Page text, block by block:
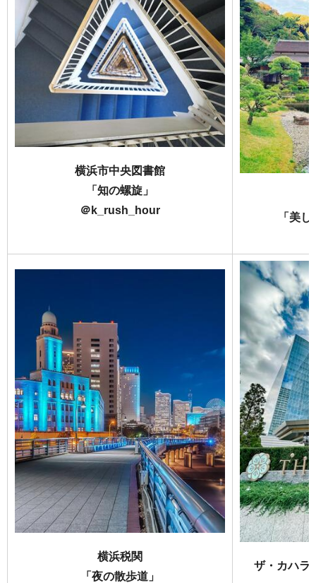
横浜市中央図書館
「知の螺旋」
＠k_rush_hour
「美
横浜税関
「夜の散歩道」
ザ・カハラ